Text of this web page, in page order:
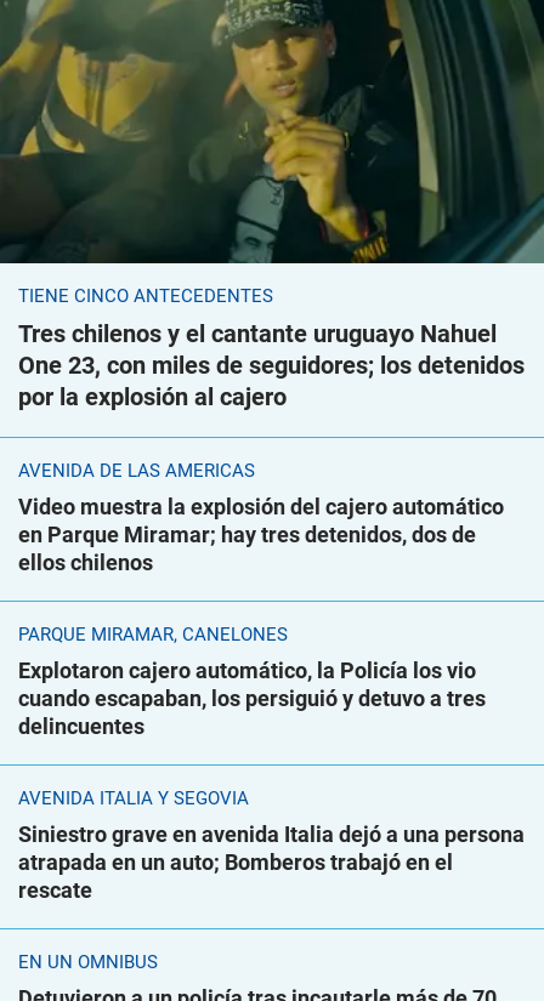
TIENE CINCO ANTECEDENTES
Tres chilenos y el cantante uruguayo Nahuel
One 23, con miles de seguidores; los detenidos
por la explosión al cajero
AVENIDA DE LAS AMÉRICAS
Video muestra la explosión del cajero automático
en Parque Miramar; hay tres detenidos, dos de
ellos chilenos
PARQUE MIRAMAR, CANELONES
Explotaron cajero automático, la Policía los vio
cuando escapaban, los persiguió y detuvo a tres
delincuentes
AVENIDA ITALIA Y SEGOVIA
Siniestro grave en avenida Italia dejó a una persona
atrapada en un auto; Bomberos trabajó en el
rescate
EN UN ÓMNIBUS